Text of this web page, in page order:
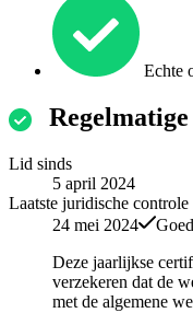
Echte
Lid sinds
5 april 2024
Laatste juridische controle
24 mei 2024
Deze jaarlijkse
verzekeren dat de
met de algemene